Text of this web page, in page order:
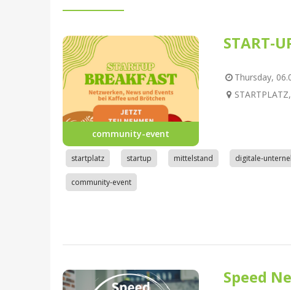
community-event
START-
Thursday,
startplatz startup mittelstand digitale-
community-event
Speed